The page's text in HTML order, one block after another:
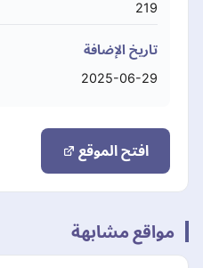
219
تاريخ الإضافة
2025-06-29
افتح الموقع
مواقع مشابهة